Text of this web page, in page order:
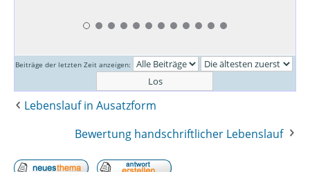
Beiträge der letzten Zeit anzeigen:
Lebenslauf in Ausatzform
Bewertung handschriftlicher Lebenslauf